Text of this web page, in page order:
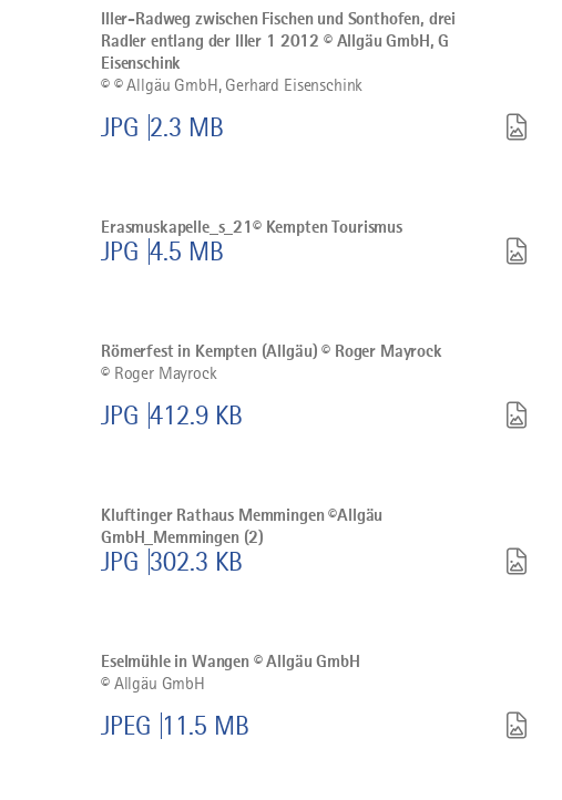
Iller-Radweg zwischen Fischen und Sonthofen, drei
Radler entlang der Iller 1 2012 © Allgäu GmbH, G
Eisenschink
©© Allgäu GmbH, Gerhard Eisenschink
JPG 2.3 MB
Radweg
zwischen
Fischen
und
Sonthofen,
Radler
entlang
©
Allgäu
GmbH,
Erasmuskapelle_s_21© Kempten Tourismus
JPG 4.5 MB
Kempten
Tourismus
herunterladen
Römerfest in Kempten (Allgäu) © Roger Mayrock
©Roger Mayrock
JPG 412.9 KB
in
Kempten
(Allgäu)
Roger
Mayrock
Kluftinger Rathaus Memmingen ©Allgäu
GmbH_Memmingen (2)
JPG 302.3 KB
Rathaus
Memmingen
©Allgäu
GmbH_Memmingen
Eselmühle in Wangen © Allgäu GmbH
©Allgäu GmbH
JPEG 11.5 MB
in
Wangen
©
GmbH
herunterladen